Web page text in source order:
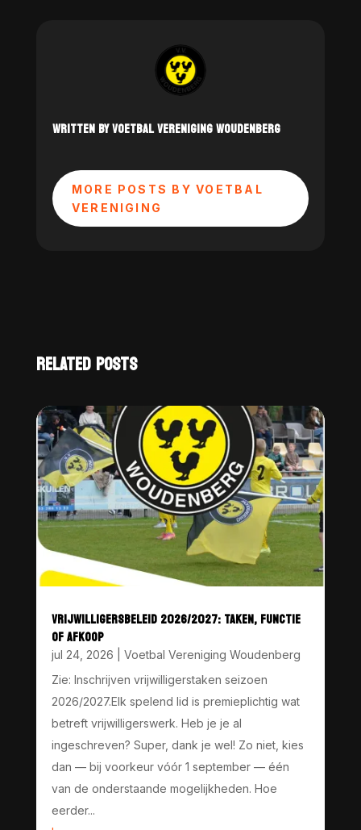
WRITTEN BY VOETBAL VERENIGING WOUDENBERG
MORE POSTS BY VOETBAL
VERENIGING
RELATED POSTS
VRIJWILLIGERSBELEID 2026/2027: TAKEN, FUNCTIE
OF AFKOOP
jul 24, 2026
Voetbal Vereniging Woudenberg
Zie: Inschrijven vrijwilligerstaken seizoen
2026/2027.Elk spelend lid is premieplichtig wat
betreft vrijwilligerswerk. Heb je je al
ingeschreven? Super, dank je wel! Zo niet, kies
dan — bij voorkeur vóór 1 september — één
van de onderstaande mogelijkheden. Hoe
eerder...